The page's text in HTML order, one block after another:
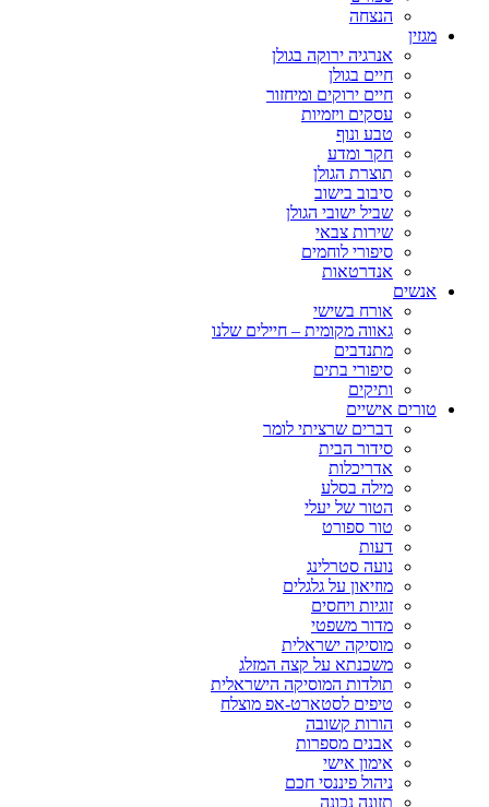
הנצחה
מגזין
אנרגיה ירוקה בגולן
חיים בגולן
חיים ירוקים ומיחזור
עסקים ויזמיות
טבע ונוף
חקר ומדע
תוצרת הגולן
סיבוב בישוב
שביל ישובי הגולן
שירות צבאי
סיפורי לוחמים
אנדרטאות
אנשים
אורח בשישי
גאווה מקומית – חיילים שלנו
מתנדבים
סיפורי בתים
ותיקים
טורים אישיים
דברים שרציתי לומר
סידור הבית
אדריכלות
מילה בסלע
הטור של יעלי
טור ספורט
דעות
נועה סטרלינג
מוזיאון על גלגלים
זוגיות ויחסים
מדור משפטי
מוסיקה ישראלית
משכנתא על קצה המזלג
תולדות המוסיקה הישראלית
טיפים לסטארט-אפ מוצלח
הורות קשובה
אבנים מספרות
אימון אישי
ניהול פיננסי חכם
תזונה נכונה